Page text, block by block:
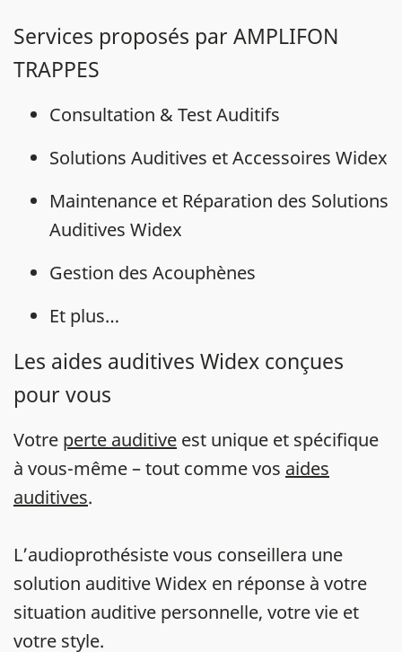
Services proposés par AMPLIFON
TRAPPES
Consultation & Test Auditifs
Solutions Auditives et Accessoires Widex
Maintenance et Réparation des Solutions
Auditives Widex
Gestion des Acouphènes
Et plus…
Les aides auditives Widex conçues
pour vous
Votre perte auditive est unique et spécifique
à vous-même – tout comme vos aides
auditives.
L’audioprothésiste vous conseillera une
solution auditive Widex en réponse à votre
situation auditive personnelle, votre vie et
votre style.